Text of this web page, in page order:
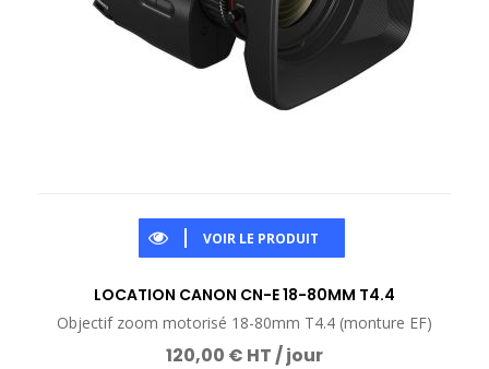
VOIR LE PRODUIT
LOCATION CANON CN-E 18-80MM T4.4
Objectif zoom motorisé 18-80mm T4.4 (monture EF)
120,00 € HT / jour